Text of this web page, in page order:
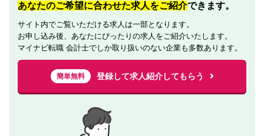
あなたのご希望に合わせた求人をご紹介できます。
サイト内でご覧いただける求人は一部となります。
お申し込み後、あなたにぴったりの求人をご紹介いたします。
マイナビ転職 会計士でしか取り扱いのない企業も多数あります。
簡単無料 登録して求人紹介してもらう